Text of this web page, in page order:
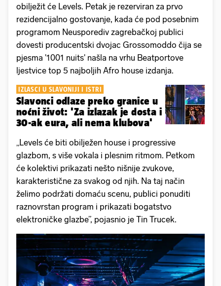
obilježit će Levels. Petak je rezerviran za prvo
rezidencijalno gostovanje, kada će pod posebnim
programom Neusporediv zagrebačkoj publici
dovesti producentski dvojac Grossomoddo čija se
pjesma '1001 nuits' našla na vrhu Beatportove
ljestvice top 5 najboljih Afro house izdanja.
IZLASCI U SLAVONIJI I ISTRI
Slavonci odlaze preko granice u
noćni život: 'Za izlazak je dosta i
30-ak eura, ali nema klubova'
„Levels će biti obilježen house i progressive
glazbom, s više vokala i plesnim ritmom. Petkom
će kolektivi prikazati nešto nišnije zvukove,
karakteristične za svakog od njih. Na taj način
želimo podržati domaću scenu, publici ponuditi
raznovrstan program i prikazati bogatstvo
elektroničke glazbe”, pojasnio je Tin Trucek.